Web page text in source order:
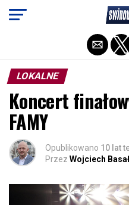
LOKALNE
Koncert
FAMY
Opublikowano 10 lat
Przez Wojciech
Exit